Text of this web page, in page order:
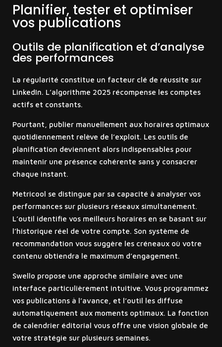
Planifier, tester et optimiser
vos publications
Outils de planification et d’analyse
des performances
La régularité constitue un facteur clé de réussite sur
LinkedIn. L’algorithme 2025 récompense les comptes
actifs et constants.
Pourtant, publier manuellement aux horaires optimaux
quotidiennement relève de l’exploit. Les outils de
planification deviennent alors indispensables pour
maintenir une présence cohérente sans y consacrer
chaque instant.
Metricool se distingue par sa capacité à analyser vos
performances sur plusieurs réseaux simultanément.
L’outil identifie vos meilleurs horaires en se basant sur
l’historique réel de votre compte. Son système de
recommandation vous suggère les créneaux où votre
contenu obtiendra le maximum d’engagement.
Swello propose une approche similaire avec une
interface particulièrement intuitive. Vous programmez
vos publications à l’avance, et l’outil les diffuse
automatiquement aux moments optimaux. La fonction
de calendrier éditorial vous offre une vision globale de
votre stratégie sur plusieurs semaines.